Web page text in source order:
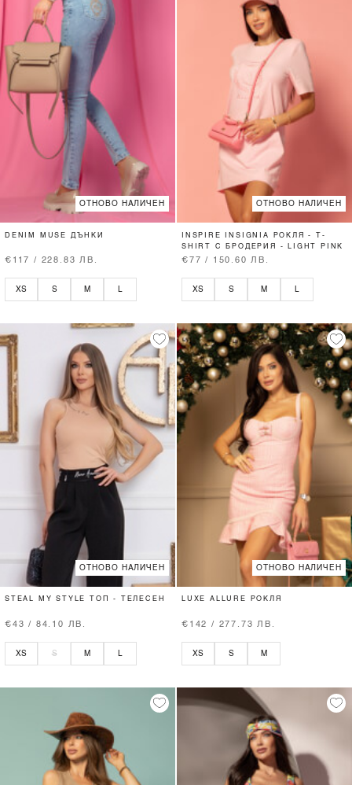
ОТНОВО НАЛИЧЕН
DENIM MUSE ДЪНКИ
€117 / 228.83 ЛВ.
XS S M L
ОТНОВО НАЛИЧЕН
INSPIRE INSIGNIA РОКЛЯ - T-
SHIRT С БРОДЕРИЯ - LIGHT PINK
€77 / 150.60 ЛВ.
XS S M L
ОТНОВО НАЛИЧЕН
STEAL MY STYLE ТОП - ТЕЛЕСЕН
€43 / 84.10 ЛВ.
XS S M
ОТНОВО НАЛИЧЕН
LUXE ALLURE РОКЛЯ
€142 / 277.73 ЛВ.
XS S M